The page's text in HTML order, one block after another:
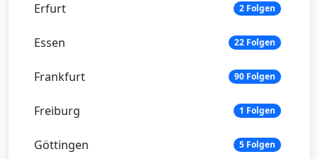
Erfurt 2 Folgen
Essen 22 Folgen
Frankfurt 90 Folgen
Freiburg 1 Folgen
Göttingen 5 Folgen